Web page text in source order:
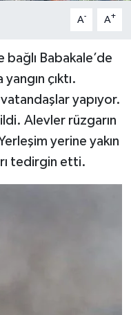
A- A+
bağlı Babakale’de
çıktı.
yapıyor.
Alevler rüzgarın
yerine yakın
tedirgin etti.